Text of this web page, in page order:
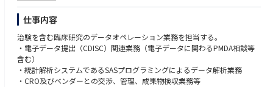
仕事内容
治験を含む臨床研究のデータオペレーション業務を担当する。
・電子データ提出（CDISC）関連業務（電子データに関わるPMDA相談等
含む）
・統計解析システムであるSASプログラミングによるデータ解析業務
・CRO及びベンダーとの交渉、管理、成果物検収業務等